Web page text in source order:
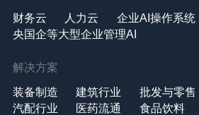
财务云 人力云 企业AI操作系统
央国企等大型企业管理AI
解决方案
装备制造 建筑行业 批发与零售
汽配行业
医药流通 食品饮料